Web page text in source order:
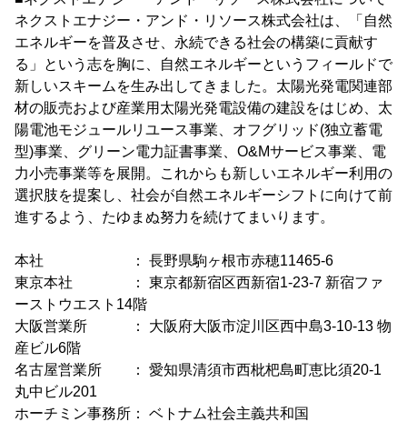
ネクストエナジー・アンド・リソース株式会社は、「自然
エネルギーを普及させ、永続できる社会の構築に貢献す
る」という志を胸に、自然エネルギーというフィールドで
新しいスキームを生み出してきました。太陽光発電関連部
材の販売および産業用太陽光発電設備の建設をはじめ、太
陽電池モジュールリユース事業、オフグリッド(独立蓄電
型)事業、グリーン電力証書事業、O&Mサービス事業、電
力小売事業等を展開。これからも新しいエネルギー利用の
選択肢を提案し、社会が自然エネルギーシフトに向けて前
進するよう、たゆまぬ努力を続けてまいります。
本社 ： 長野県駒ヶ根市赤穂11465-6
東京本社 ： 東京都新宿区西新宿1-23-7 新宿ファ
ーストウエスト14階
大阪営業所 ： 大阪府大阪市淀川区西中島3-10-13 物
産ビル6階
名古屋営業所 ： 愛知県清須市西枇杷島町恵比須20-1
丸中ビル201
ホーチミン事務所： ベトナム社会主義共和国